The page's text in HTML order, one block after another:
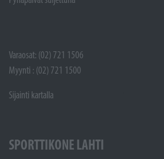
Varaosat: (02) 721 1506
Myynti : (02) 721 1500
Sijainti kartalla
SPORTTIKONE LAHTI